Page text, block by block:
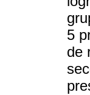
5
de